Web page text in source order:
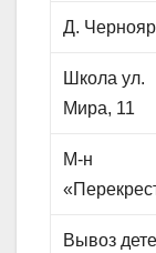
Д.
Школа ул.
Мира, 11
М-н
Вывоз